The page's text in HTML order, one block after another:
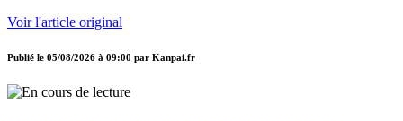
Voir l'article original
Publié le 05/08/2026 à 09:00 par Kanpai.fr